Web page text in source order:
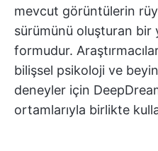
mevcut görüntülerin
sürümünü oluşturan bir
formudur.
bilişsel psikoloji ve
deneyler için
ortamlarıyla birlikte